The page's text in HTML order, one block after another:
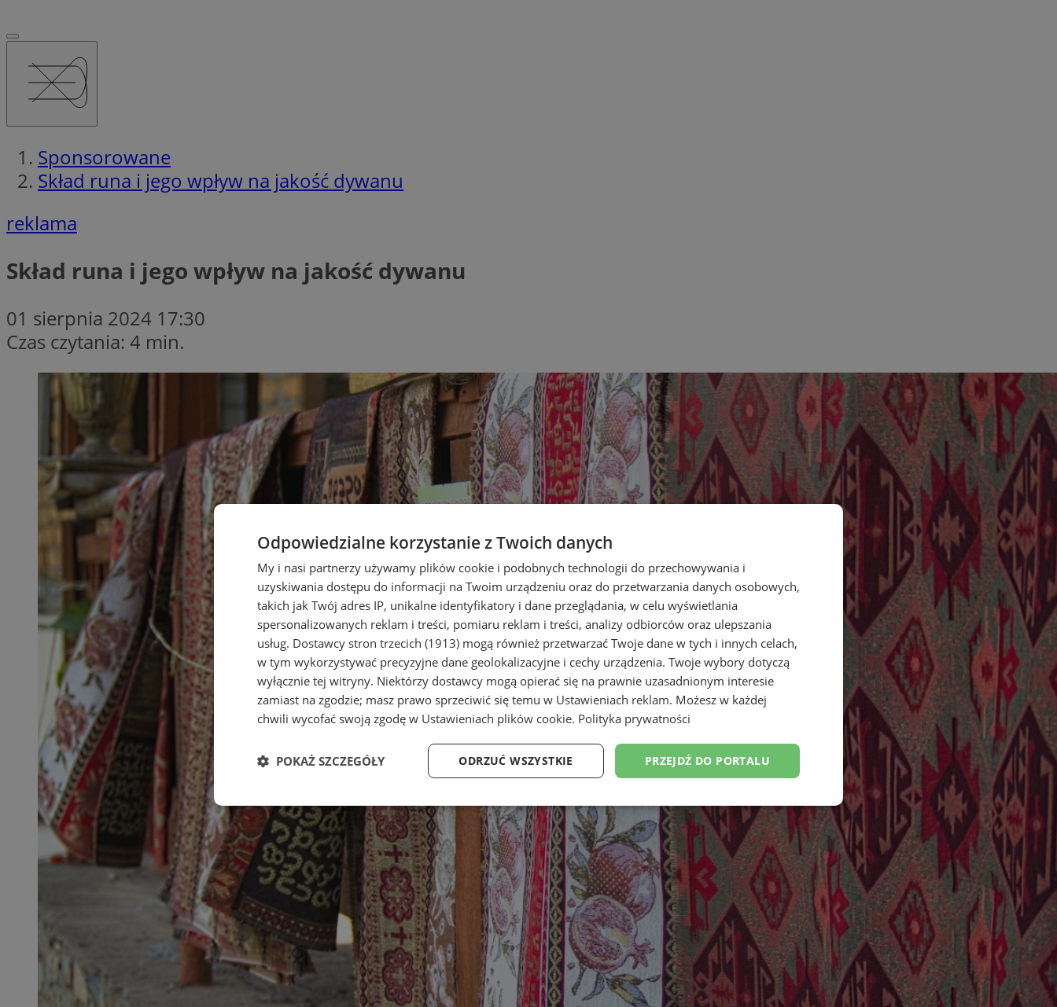
Sponsorowane
Skład runa i jego wpływ na jakość dywanu
reklama
Skład runa i jego wpływ na jakość dywanu
01 sierpnia 2024 17:30
Czas czytania: 4 min.
Odpowiedzialne korzystanie z Twoich danych
My i nasi partnerzy używamy plików cookie i podobnych technologii do przechowywania i
uzyskiwania dostępu do informacji na Twoim urządzeniu oraz do przetwarzania danych osobowych,
takich jak Twój adres IP, unikalne identyfikatory i dane przeglądania, w celu wyświetlania
spersonalizowanych reklam i treści, pomiaru reklam i treści, analizy odbiorców oraz ulepszania
usług. Dostawcy stron trzecich (1913) mogą również przetwarzać Twoje dane w tych i innych celach,
w tym wykorzystywać precyzyjne dane geolokalizacyjne i cechy urządzenia. Twoje wybory dotyczą
wyłącznie tej witryny. Niektórzy dostawcy mogą opierać się na prawnie uzasadnionym interesie
zamiast na zgodzie; masz prawo sprzeciwić się temu w Ustawieniach reklam. Możesz w każdej
chwili wycofać swoją zgodę w Ustawieniach plików cookie. Polityka prywatności
PRZEJDŹ DO PORTALU
ODRZUĆ WSZYSTKIE
POKAŻ SZCZEGÓŁY
Niezbędne Wydajność Targetowanie Funkcjonalność Niesklasyfikowane
Niezbędne Wydajność Targetowanie Funkcjonalność Niesklasyfikowane
Niezbędne pliki cookie umożliwiają korzystanie z podstawowych funkcji strony internetowej, takich jak logowanie użytkownika i
zarządzanie kontem. Bez niezbędnych plików cookie nie można prawidłowo korzystać ze strony internetowej.
Provider/
Domena
Okres
przechowywania
Opis